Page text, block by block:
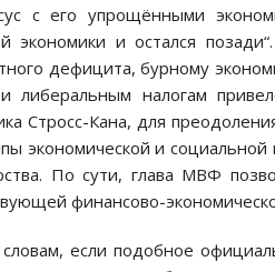
с его упрощёнными
экономики и остался
дефицита, бурному
либеральным налогам
Стросс-Кана, для
экономической и социальной
По сути, глава МВФ
финансово-
если подобное